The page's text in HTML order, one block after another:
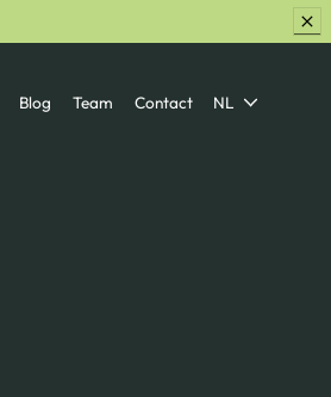
Blog Team Contact NL